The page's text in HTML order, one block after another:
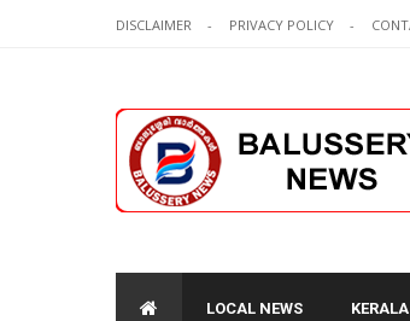
DISCLAIMER PRIVACY POLICY
LOCAL NEWS